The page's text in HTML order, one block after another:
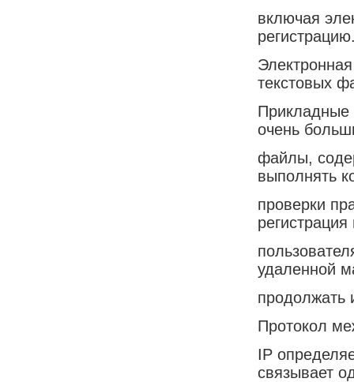
включая
текстовых
Прикладные
очень
файлы,
выполнять
проверки
регистрация
удаленной
продолжать
Протокол
IP
связывает